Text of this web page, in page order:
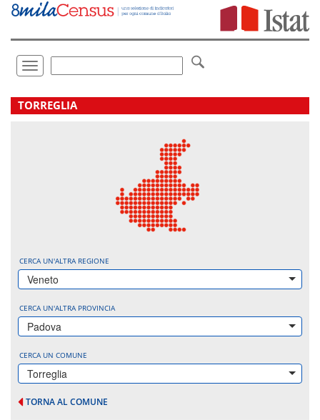
Vai
direttamente
Toggle
navigation
.
TORREGLIA
CERCA UN'ALTRA REGIONE
Veneto
CERCA UN'ALTRA PROVINCIA
Padova
CERCA UN COMUNE
Torreglia
TORNA AL COMUNE